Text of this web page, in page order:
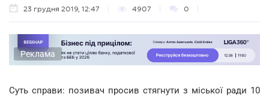
23 грудня 2019, 12:47 4907 0
Реклама
Суть справи: позивач просив стягнути з міської ради 10